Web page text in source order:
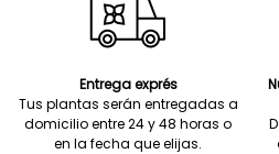
Entrega exprés
Tus plantas serán entregadas a
domicilio entre 24 y 48 horas o
en la fecha que elijas.